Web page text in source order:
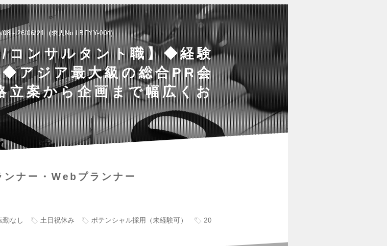
08～26/06/21 求人No.LBFYY-004
/コンサルタント職】◆経験
◆アジア最大級の総合PR会
立案から企画まで幅広くお
ンナー・Webプランナー
勤なし 土日祝休み ポテンシャル採用（未経験可）
20